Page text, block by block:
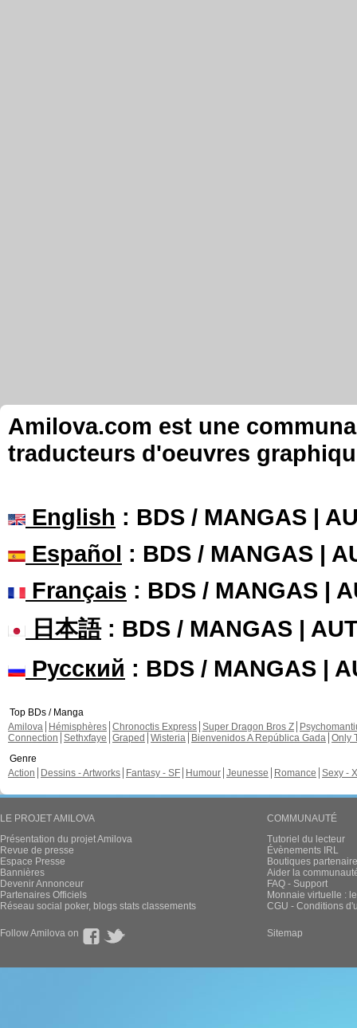
Amilova.com est une
traducteurs d'oeuvres
English : BDS / MANGAS |
Español : BDS / MANGAS |
Français : BDS / MANGAS |
日本語: BDS / MANGAS |
Русский : BDS / MANGAS |
Top BDs / Manga
Amilova
Hémisphères Chronoctis Express Super Dragon Bros Z
Connection Sethxfaye Graped Wisteria Bienvenidos A República Gada Only
Genre
Action
Dessins - Artworks Fantasy - SF Humour Jeunesse Romance Sexy -
LE PROJET AMILOVA
Présentation du projet Amilova
Revue de presse
Espace Presse
Bannières
Devenir Annonceur
Partenaires Officiels
Réseau social poker, blogs stats classements
COMMUNAUTÉ
Tutoriel du lecteur
Évènements IRL
Boutiques
Aider la
FAQ - Support
Monnaie virtuelle :
CGU - Conditions
Follow Amilova on Sitemap